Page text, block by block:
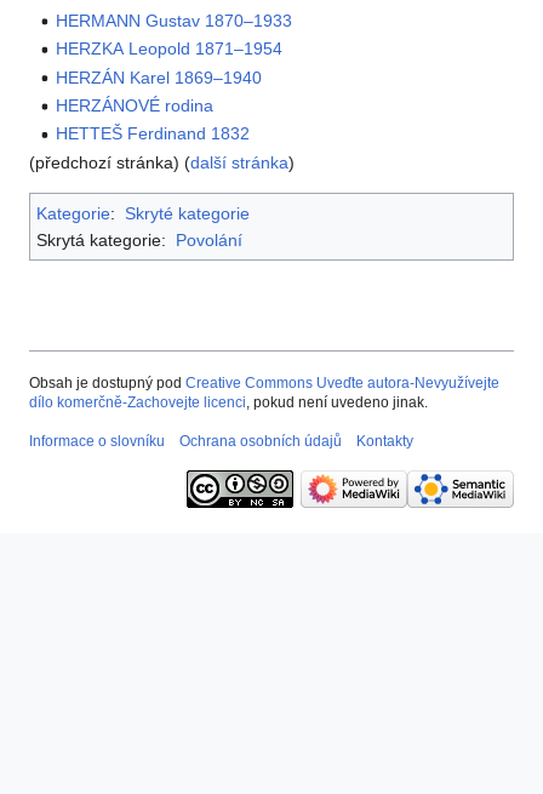
HERMANN Gustav 1870–1933
HERZKA Leopold 1871–1954
HERZÁN Karel 1869–1940
HERZÁNOVÉ rodina
HETTEŠ Ferdinand 1832
(předchozí stránka) (další stránka)
Kategorie: Skryté kategorie
Skrytá kategorie:
Povolání
Obsah je dostupný pod Creative Commons Uveďte autora-Nevyužívejte
dílo komerčně-Zachovejte licenci, pokud není uvedeno jinak.
Informace o slovníku Ochrana osobních údajů Kontakty